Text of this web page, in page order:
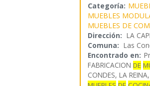
Categoría:
MUEBLES
MUEBLES DE
Dirección: LA
Comuna: Las
Encontrado en:
FABRICACION DE
CONDES, LA